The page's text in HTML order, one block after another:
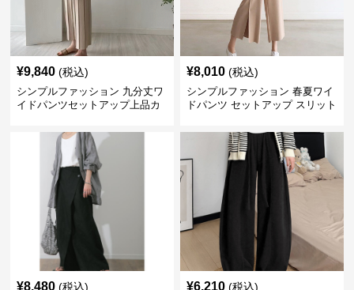
¥9,840 (税込)
シンプルファッション 九分丈ワ
イドパンツセットアップ上品カ
¥8,010 (税込)
シンプルファッション 春夏ワイ
ドパンツ セットアップ スリット
¥8,480 (税込) ¥6,210 (税込)